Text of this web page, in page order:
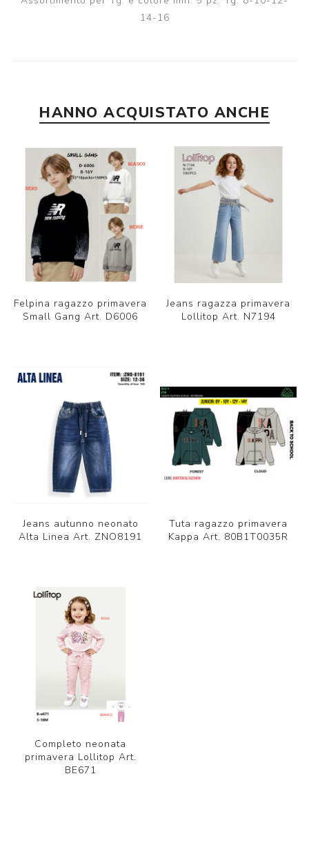
14-16
HANNO ACQUISTATO ANCHE
Felpina ragazzo primavera
Small Gang Art. D6006
Jeans ragazza primavera
Lollitop Art. N7194
Jeans autunno neonato
Alta Linea Art. ZNO8191
Tuta ragazzo primavera
Kappa Art. 80B1T0035R
Completo neonata
primavera Lollitop Art.
BE671